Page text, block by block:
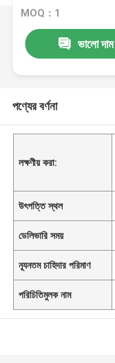
MOQ：1
ভালো দাম
পণ্যের বর্ণনা
লক্ষণীয় করা:
উৎপত্তি স্থল
ডেলিভারি সময়
ন্যূনতম চাহিদার পরিমাণ
পরিচিতিমুলক নাম